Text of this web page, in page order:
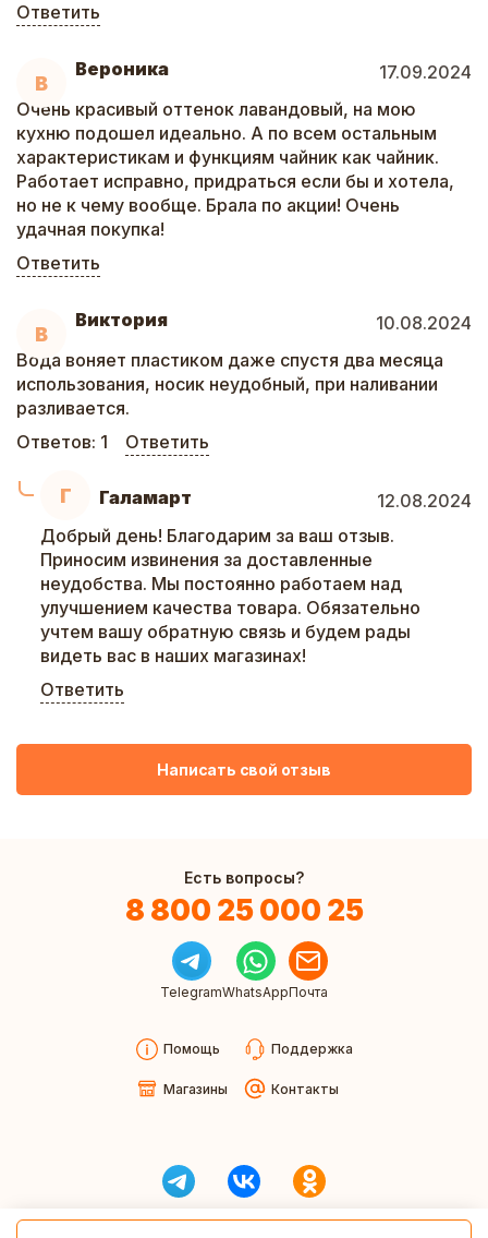
Ответить
В
Вероника
17.09.2024
Очень красивый оттенок лавандовый, на мою
кухню подошел идеально. А по всем остальным
характеристикам и функциям чайник как чайник.
Работает исправно, придраться если бы и хотела,
но не к чему вообще. Брала по акции! Очень
удачная покупка!
Ответить
В
Виктория
10.08.2024
Вода воняет пластиком даже спустя два месяца
использования, носик неудобный, при наливании
разливается.
Ответов: 1 Ответить
Г Галамарт
12.08.2024
Добрый день! Благодарим за ваш отзыв.
Приносим извинения за доставленные
неудобства. Мы постоянно работаем над
улучшением качества товара. Обязательно
учтем вашу обратную связь и будем рады
видеть вас в наших магазинах!
Ответить
Написать свой отзыв
Есть вопросы?
8 800 25 000 25
TelegramWhatsAppПочта
Помощь Поддержка
Магазины Контакты